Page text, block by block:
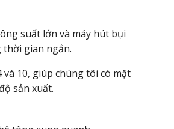
suất lớn và máy hút bụi
gian ngắn.
10, giúp chúng tôi có mặt
sản xuất.